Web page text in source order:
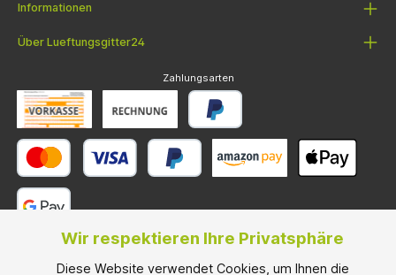
Informationen
Über Lueftungsgitter24
Zahlungsarten
Versandarten
Wir respektieren Ihre Privatsphäre
Diese Website verwendet Cookies, um Ihnen die